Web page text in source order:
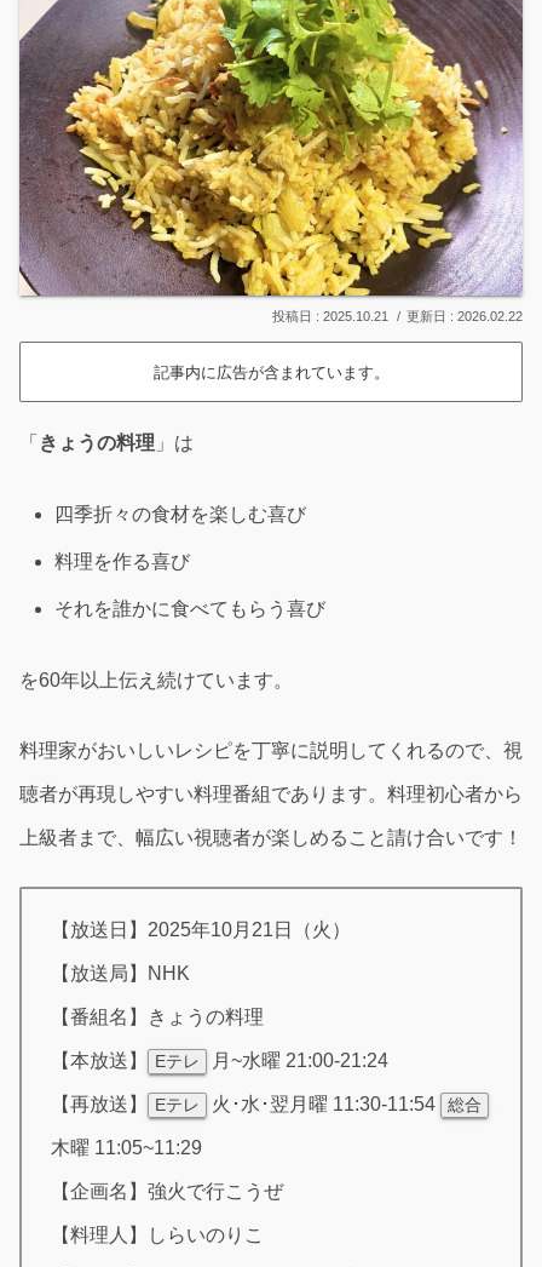
2025.10.21 2026.02.22
記事内に広告が含まれています。
「 きょうの料理 」は
四季折々の食材を楽しむ喜び
料理を作る喜び
それを誰かに食べてもらう喜び
を60年以上伝え続けています。
料理家がおいしいレシピを丁寧に説明してくれるので、視
聴者が再現しやすい料理番組であります。料理初心者から
上級者まで、幅広い視聴者が楽しめること請け合いです！
【放送日】2025年10月21日（火）
【放送局】NHK
【番組名】きょうの料理
【本放送】 Eテレ 月~水曜 21:00-21:24
【再放送】 Eテレ 火･水･翌月曜 11:30-11:54 総合
木曜 11:05~11:29
【企画名】強火で行こうぜ
【料理人】しらいのりこ